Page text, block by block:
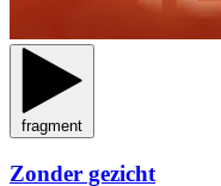
fragment
Zonder gezicht